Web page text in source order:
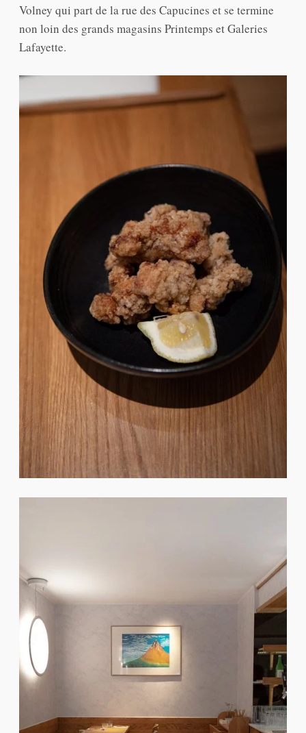
Volney qui part de la rue des Capucines et se termine
non loin des grands magasins Printemps et Galeries
Lafayette.